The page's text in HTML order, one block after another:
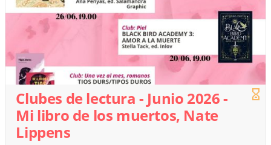
Clubes de lectura - Junio 2026 -
Mi libro de los muertos, Nate
Lippens